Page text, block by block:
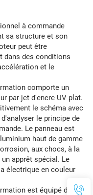
à commande
sa structure et son
peut être
dans des conditions
et le
comporte un
par jet d'encre UV plat.
le schéma avec
le principe de
Le panneau est
haut de gamme
aux chocs, à la
apprêt spécial. Le
électrique en couleur
est équipé de